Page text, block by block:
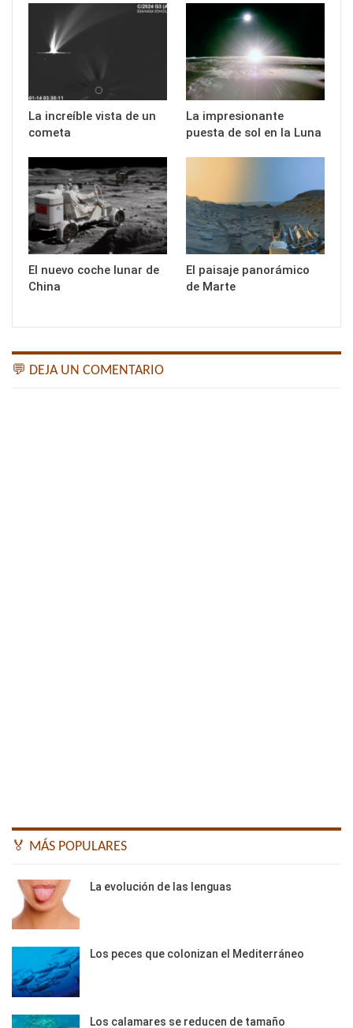
La increíble vista de un
cometa
La impresionante
puesta de sol en la Luna
El nuevo coche lunar de
China
El paisaje panorámico
de Marte
💬 DEJA UN COMENTARIO
🏅 MÁS POPULARES
La evolución de las lenguas
Los peces que colonizan el Mediterráneo
Los calamares se reducen de tamaño